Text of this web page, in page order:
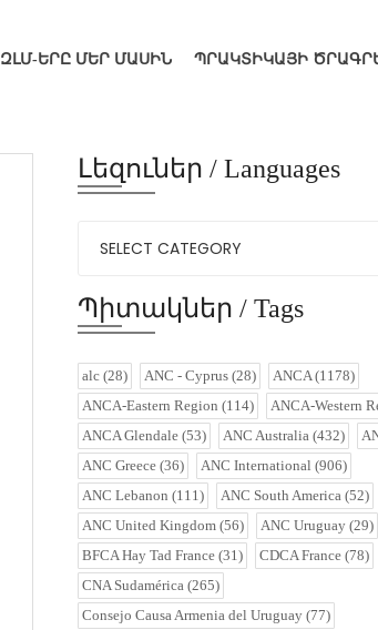
ԶԼՄ-ԵՐԸ ՄԵՐ ՄԱՍԻՆ ՊՐԱԿՏԻԿԱՅԻ
Լեզուներ / Languages
Պիտակներ / Tags
alc (28) ANC - Cyprus (28) ANCA(1178)
ANCA-Eastern Region (114) ANCA-Western
ANCA Glendale (53) ANC Australia (432)
ANC Greece (36) ANC International (906)
ANC Lebanon (111) ANC South America (52)
ANC United Kingdom (56) ANC Uruguay (29)
BFCA Hay Tad France (31) CDCA France (78)
CNA Sudamérica (265)
Consejo Causa Armenia del Uruguay (77)